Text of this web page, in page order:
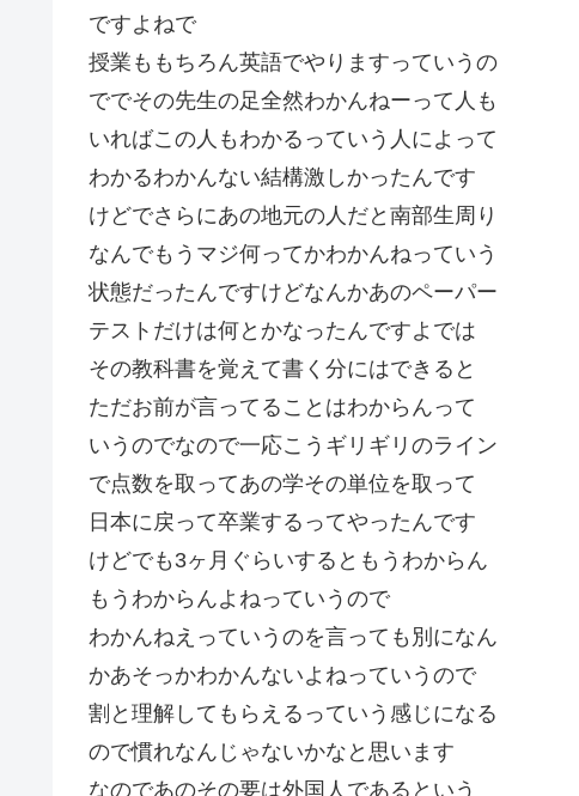
ですよねで
授業ももちろん英語でやりますっていうの
ででその先生の足全然わかんねーって人も
いればこの人もわかるっていう人によって
わかるわかんない結構激しかったんです
けどでさらにあの地元の人だと南部生周り
なんでもうマジ何ってかわかんねっていう
状態だったんですけどなんかあのペーパー
テストだけは何とかなったんですよでは
その教科書を覚えて書く分にはできると
ただお前が言ってることはわからんって
いうのでなので一応こうギリギリのライン
で点数を取ってあの学その単位を取って
日本に戻って卒業するってやったんです
けどでも3ヶ月ぐらいするともうわからん
もうわからんよねっていうので
わかんねえっていうのを言っても別になん
かあそっかわかんないよねっていうので
割と理解してもらえるっていう感じになる
ので慣れなんじゃないかなと思います
なのであのその要は外国人であるという